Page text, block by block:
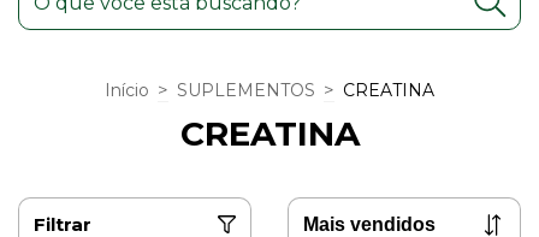
Início > SUPLEMENTOS > CREATINA
CREATINA
Filtrar